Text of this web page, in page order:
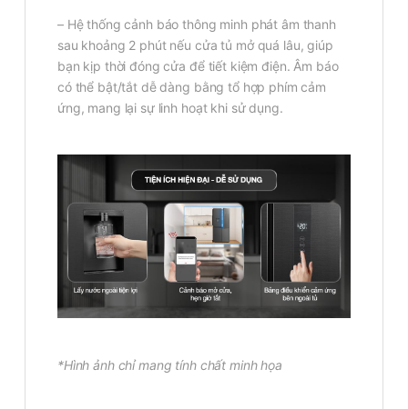
– Hệ thống cảnh báo thông minh phát âm thanh
sau khoảng 2 phút nếu cửa tủ mở quá lâu, giúp
bạn kịp thời đóng cửa để tiết kiệm điện. Âm báo
có thể bật/tắt dễ dàng bằng tổ hợp phím cảm
ứng, mang lại sự linh hoạt khi sử dụng.
*Hình ảnh chỉ mang tính chất minh họa